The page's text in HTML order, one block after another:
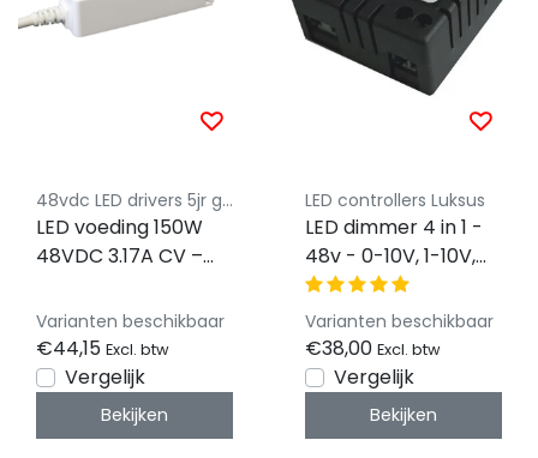
48vdc LED drivers 5jr garantie
LED voeding 150W
48VDC 3.17A CV –
Varianten beschikbaar
€44,15 Excl. btw
Vergelijk
Bekijken
LED controllers Luksus
LED dimmer 4 in 1 -
48v - 0-10V, 1-10V,
Dali, Push Dim -
Instelbaar
Varianten beschikbaar
€38,00 Excl. btw
Vergelijk
Bekijken